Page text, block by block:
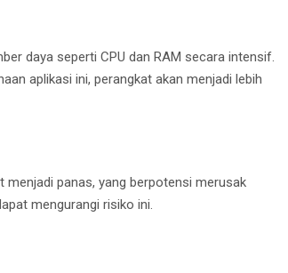
daya seperti CPU dan RAM secara intensif.
aplikasi ini, perangkat akan menjadi lebih
panas, yang berpotensi merusak
mengurangi risiko ini.